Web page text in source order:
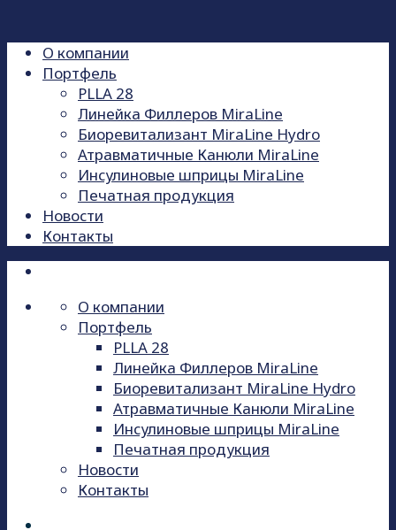
О компании
Портфель
PLLA 28
Линейка Филлеров MiraLine
Биоревитализант MiraLine Hydro
Атравматичные Канюли MiraLine
Инсулиновые шприцы MiraLine
Печатная продукция
Новости
Контакты
О компании
Портфель
PLLA 28
Линейка Филлеров MiraLine
Биоревитализант MiraLine Hydro
Атравматичные Канюли MiraLine
Инсулиновые шприцы MiraLine
Печатная продукция
Новости
Контакты